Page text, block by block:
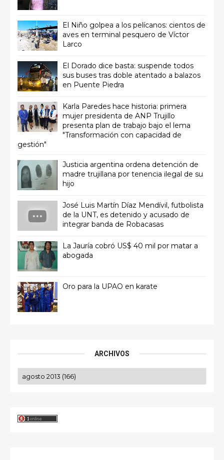
El Niño golpea a los pelícanos: cientos de
aves en terminal pesquero de Víctor
Larco
El Dorado dice basta: suspende todos
sus buses tras doble atentado a balazos
en Puente Piedra
Karla Paredes hace historia: primera
mujer presidenta de ANP Trujillo
presenta plan de trabajo bajo el lema
"Transformación con capacidad de
gestión"
Justicia argentina ordena detención de
madre trujillana por tenencia ilegal de su
hijo
José Luis Martín Díaz Mendívil, futbolista
de la UNT, es detenido y acusado de
integrar banda de Robacasas
La Jauría cobró US$ 40 mil por matar a
abogada
Oro para la UPAO en karate
ARCHIVOS